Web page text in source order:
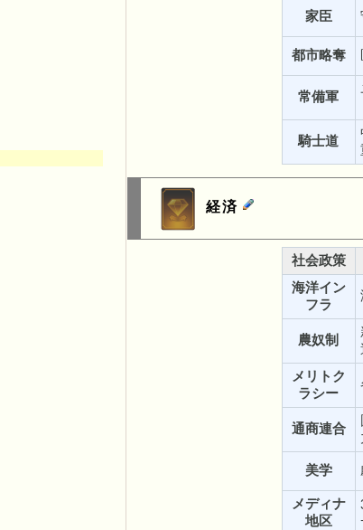
家臣
都市略奪
常備軍
騎士道
経済
社会政策
海洋イン
フラ
農奴制
メリトク
ラシー
通商連合
美学
メディナ
地区